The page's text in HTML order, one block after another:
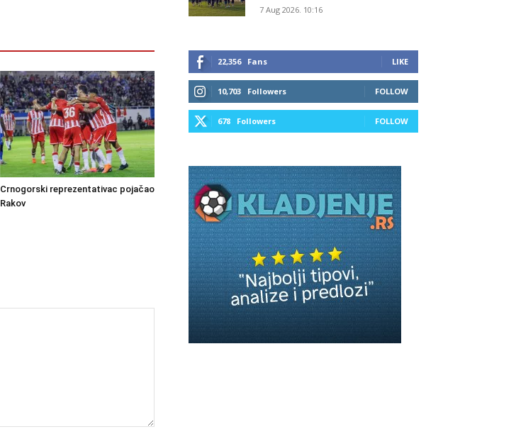
Crnogorski reprezentativac pojačao
Rakov
7 Aug 2026. 10:16
22,356 Fans LIKE
10,703 Followers FOLLOW
678 Followers FOLLOW